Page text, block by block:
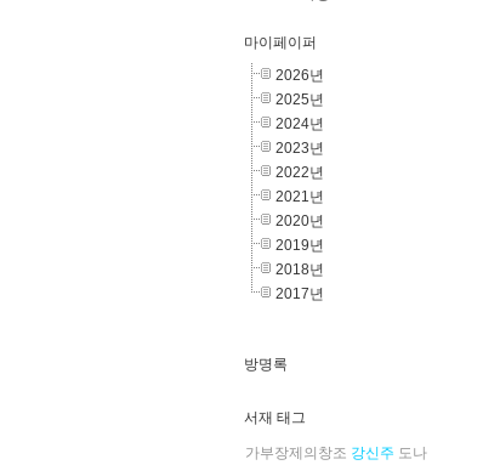
마이페이퍼
2026년
2025년
2024년
2023년
2022년
2021년
2020년
2019년
2018년
2017년
방명록
서재 태그
가부장제의창조 강신주 도나